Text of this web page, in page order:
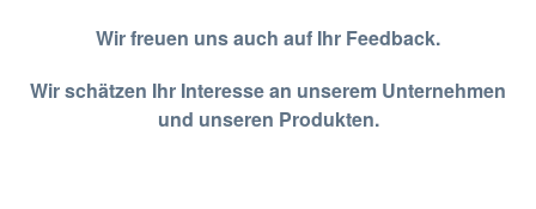
Wir freuen uns auch auf Ihr Feedback.
Wir schätzen Ihr Interesse an unserem Unternehmen
und unseren Produkten.